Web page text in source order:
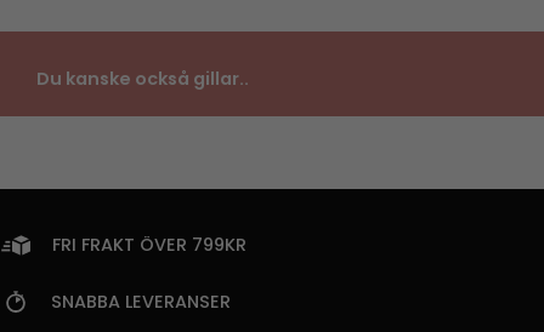
Du kanske också gillar..
FRI FRAKT ÖVER 799KR
SNABBA LEVERANSER